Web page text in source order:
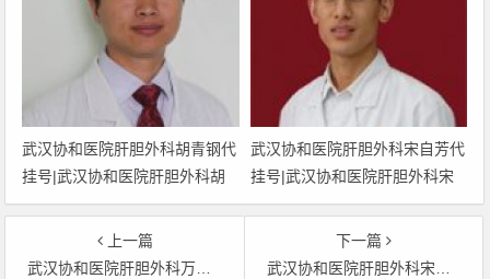
和医院肝胆外科郝胜华上班时间
院肝胆外科熊俊上班时间
武汉协和医院肝胆外科胡青钢代
挂号|武汉协和医院肝胆外科胡
青钢预约挂号|武汉协和医院肝
胆外科胡青钢网上挂号|武汉协
和医院肝胆外科胡青钢上班时间
武汉协和医院肝胆外科宋自芳代
挂号|武汉协和医院肝胆外科宋
自芳预约挂号|武汉协和医院肝
胆外科宋自芳网上挂号|武汉协
和医院肝胆外科宋自芳上班时间
上一篇
武汉协和医院肝胆外科万赤丹|武汉协和医院肝胆外科万赤丹预约挂号|武汉协和医院肝胆外科万赤丹网上挂号|上班时间
下一篇
武汉协和医院肝胆外科宋自芳代挂号|武汉协和医院肝胆外科宋自芳预约挂号|武汉协和医院肝胆外科宋自芳网上挂号|武汉协和医院肝胆外科宋自芳上班时间